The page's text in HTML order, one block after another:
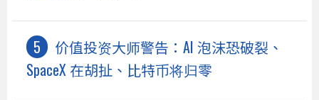
价值投资大师警告：AI 泡沫恐破裂、
SpaceX 在胡扯、比特币将归零